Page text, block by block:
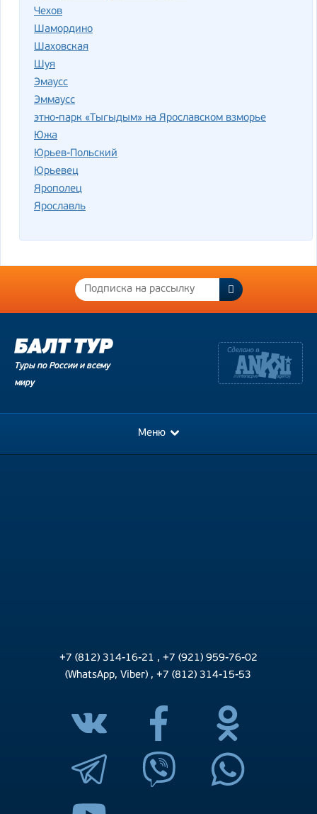
Чехов
Шамордино
Шаховская
Шуя
Эмаусс
Эммаусс
этно-парк «Тыгыдым» на Ярославском взморье
Южа
Юрьев-Польский
Юрьевец
Ярополец
Ярославль
Туры по России и всему
миру
Меню
+7 (812) 314-16-21 , +7 (921) 959-76-02
(WhatsApp, Viber) ,+7 (812) 314-15-53